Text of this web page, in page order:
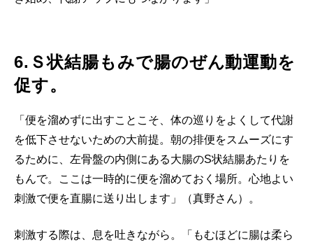
6.Ｓ状結腸もみで腸のぜん動運動を
促す。
「便を溜めずに出すことこそ、体の巡りをよくして代謝
を低下させないための大前提。朝の排便をスムーズにす
るために、左骨盤の内側にある大腸のS状結腸あたりを
もんで。ここは一時的に便を溜めておく場所。心地よい
刺激で便を直腸に送り出します」（真野さん）。
刺激する際は、息を吐きながら。「もむほどに腸は柔ら